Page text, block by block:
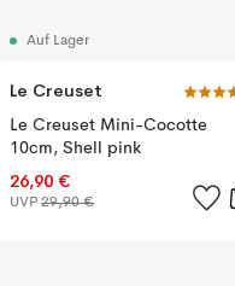
Auf Lager
Le Creuset
Le Creuset Mini-Cocotte
10cm, Shell pink
26,90 €
UVP 29,90 €